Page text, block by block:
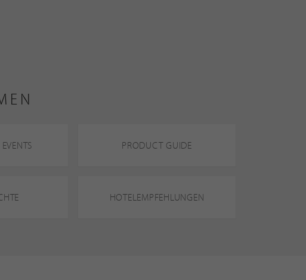
PRODUCT GUIDE
HOTELEMPFEHLUNGEN